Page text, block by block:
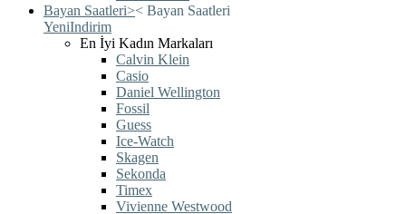
Bayan Saatleri>< Bayan Saatleri
YeniIndirim
En İyi Kadın Markaları
Calvin Klein
Casio
Daniel Wellington
Fossil
Guess
Ice-Watch
Skagen
Sekonda
Timex
Vivienne Westwood